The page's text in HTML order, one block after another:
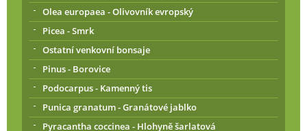
Olea europaea - Olivovník evropský
Picea - Smrk
Ostatní venkovní bonsaje
Pinus - Borovice
Podocarpus - Kamenný tis
Punica granatum - Granátové jablko
Pyracantha coccinea - Hlohyně šarlatová